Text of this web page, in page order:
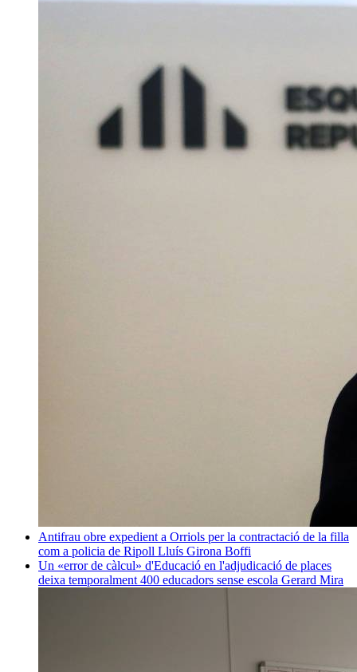
Antifrau obre expedient a Orriols per la contractació de la filla
com a policia de Ripoll Lluís Girona Boffi
Un «error de càlcul» d'Educació en l'adjudicació de places
deixa temporalment 400 educadors sense escola Gerard Mira